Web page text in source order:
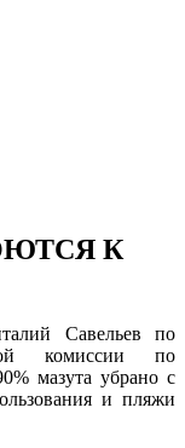
К
Савельев по
комиссии по
мазута убрано с
и пляжи